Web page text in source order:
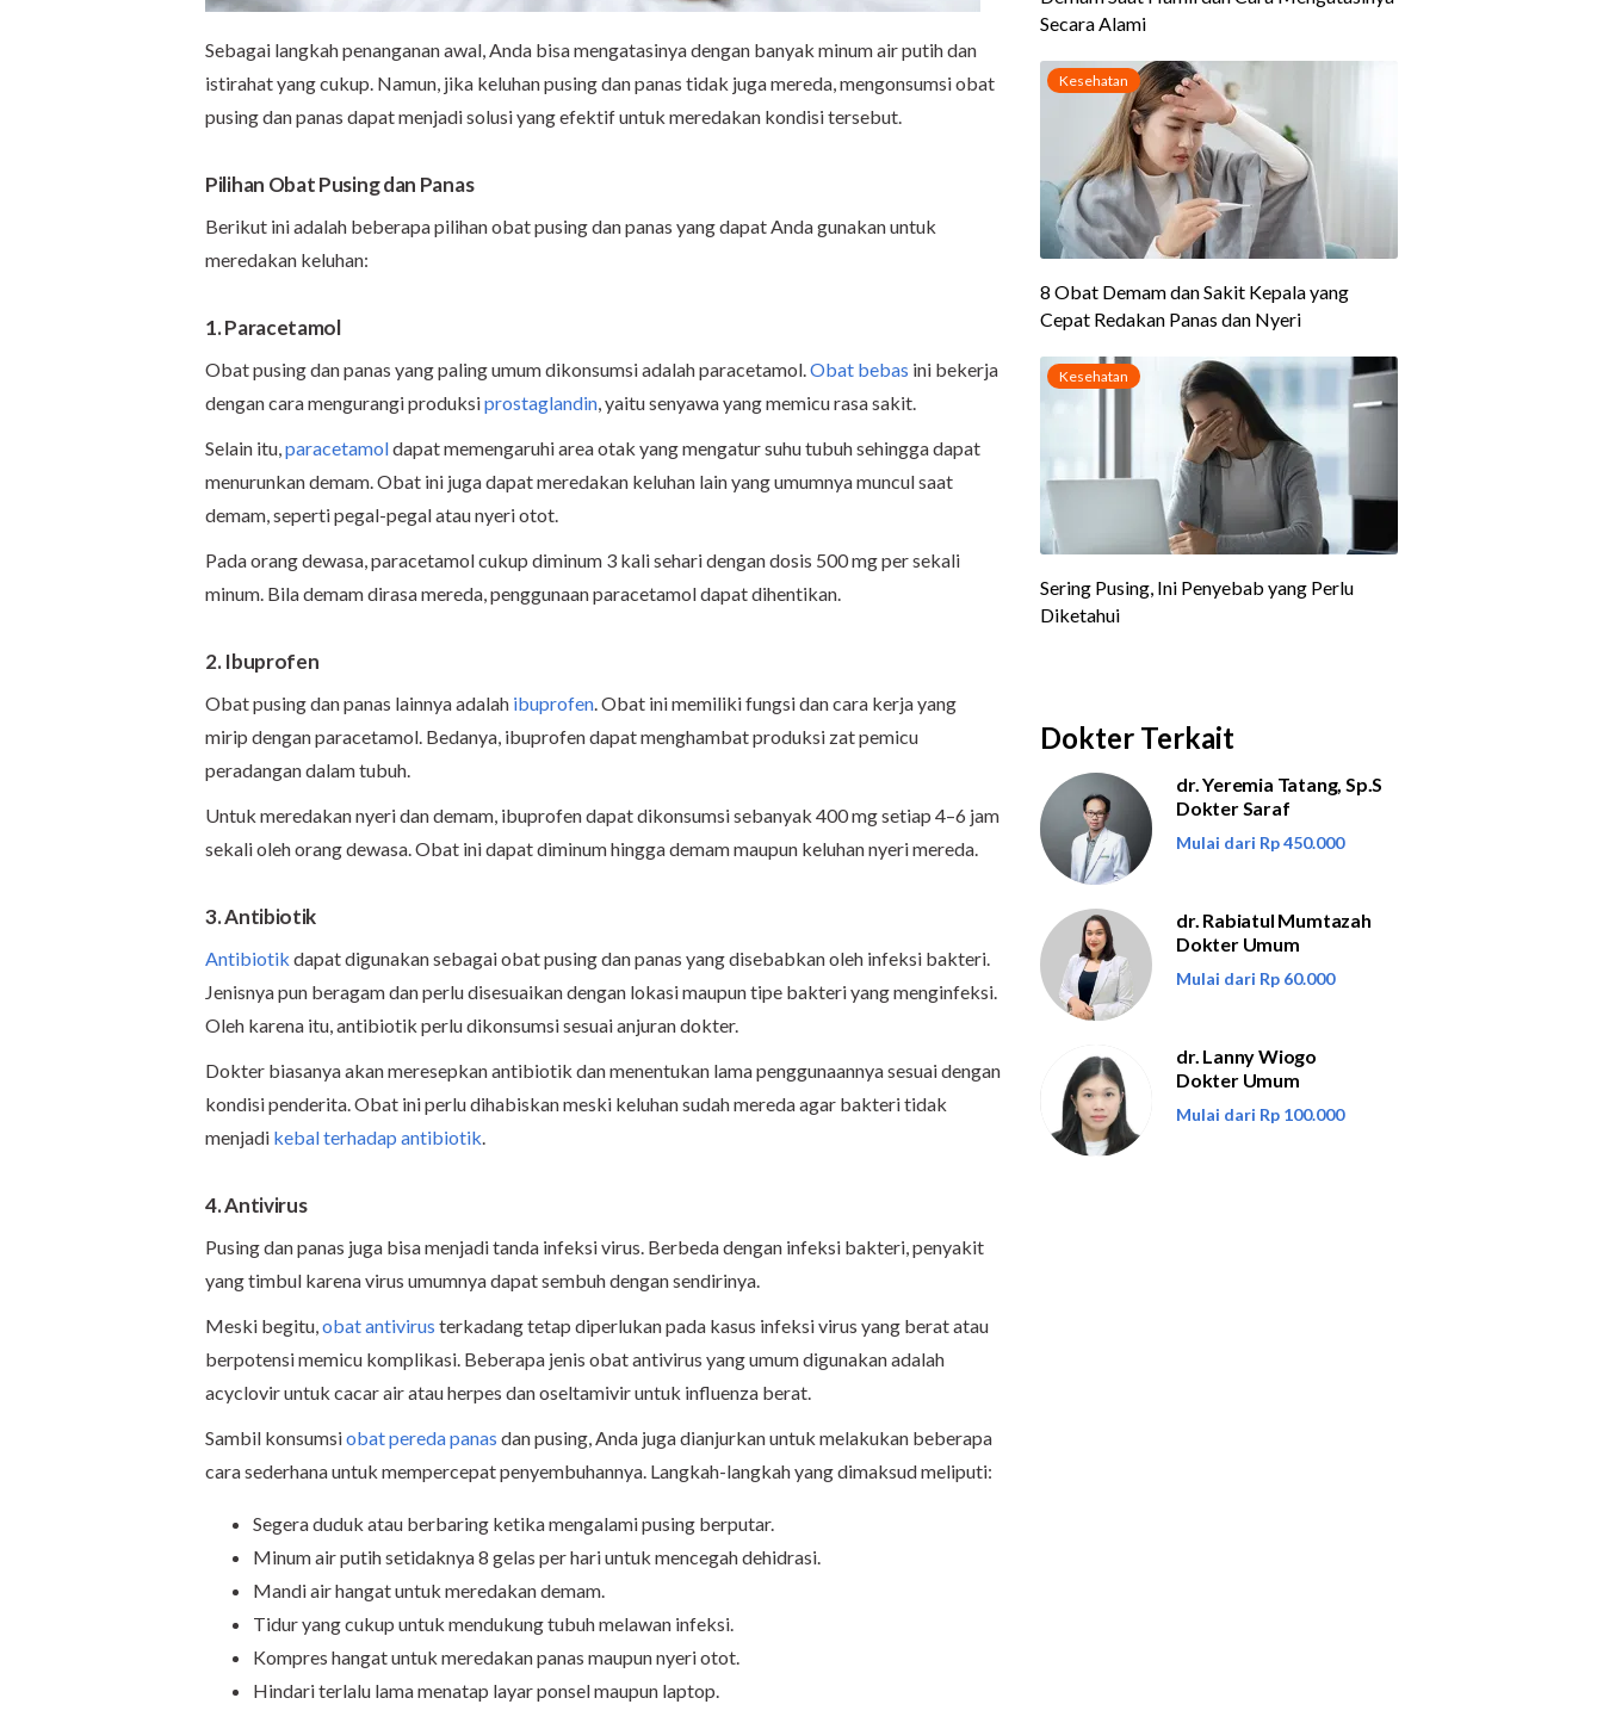
Sebagai langkah penanganan awal, Anda bisa mengatasinya dengan banyak minum air putih dan
istirahat yang cukup. Namun, jika keluhan pusing dan panas tidak juga mereda, mengonsumsi obat
pusing dan panas dapat menjadi solusi yang efektif untuk meredakan kondisi tersebut.
Pilihan Obat Pusing dan Panas
Berikut ini adalah beberapa pilihan obat pusing dan panas yang dapat Anda gunakan untuk
meredakan keluhan:
1. Paracetamol
Obat pusing dan panas yang paling umum dikonsumsi adalah paracetamol.Obat bebas ini bekerja
dengan cara mengurangi produksiprostaglandin, yaitu senyawa yang memicu rasa sakit.
Selain itu,paracetamoldapat memengaruhi area otak yang mengatur suhu tubuh sehingga dapat
menurunkan demam. Obat ini juga dapat meredakan keluhan lain yang umumnya muncul saat
demam, seperti pegal-pegal atau nyeri otot.
Pada orang dewasa, paracetamol cukup diminum 3 kali sehari dengan dosis 500 mg per sekali
minum. Bila demam dirasa mereda, penggunaan paracetamol dapat dihentikan.
2. Ibuprofen
Obat pusing dan panas lainnya adalah ibuprofen. Obat ini memiliki fungsi dan cara kerja yang
mirip dengan paracetamol. Bedanya, ibuprofen dapat menghambat produksi zat pemicu
peradangan dalam tubuh.
Untuk meredakan nyeri dan demam, ibuprofen dapat dikonsumsi sebanyak 400 mg setiap 4–6 jam
sekali oleh orang dewasa. Obat ini dapat diminum hingga demam maupun keluhan nyeri mereda.
3. Antibiotik
Antibiotik dapat digunakan sebagai obat pusing dan panas yang disebabkan oleh infeksi bakteri.
Jenisnya pun beragam dan perlu disesuaikan dengan lokasi maupun tipe bakteri yang menginfeksi.
Oleh karena itu, antibiotik perlu dikonsumsi sesuai anjuran dokter.
Dokter biasanya akan meresepkan antibiotik dan menentukan lama penggunaannya sesuai dengan
kondisi penderita. Obat ini perlu dihabiskan meski keluhan sudah mereda agar bakteri tidak
menjadi kebal terhadap antibiotik.
4. Antivirus
Pusing dan panas juga bisa menjadi tanda infeksi virus. Berbeda dengan infeksi bakteri, penyakit
yang timbul karena virus umumnya dapat sembuh dengan sendirinya.
Meski begitu,obat antivirus terkadang tetap diperlukan pada kasus infeksi virus yang berat atau
berpotensi memicu komplikasi. Beberapa jenis obat antivirus yang umum digunakan adalah
acycloviruntuk cacar airatau herpes danoseltamiviruntuk influenza berat.
Sambil konsumsiobat pereda panas dan pusing, Anda juga dianjurkan untuk melakukan beberapa
cara sederhana untuk mempercepat penyembuhannya. Langkah-langkah yang dimaksud meliputi:
Segera duduk atau berbaring ketika mengalami pusing berputar.
Minum air putih setidaknya 8 gelas per hari untuk mencegah dehidrasi.
Mandi air hangat untuk meredakan demam.
Tidur yang cukup untuk mendukung tubuh melawan infeksi.
Kompres hangat untuk meredakan panas maupun nyeri otot.
Hindari terlalu lama menatap layar ponsel maupun laptop.
Dokter Terkait